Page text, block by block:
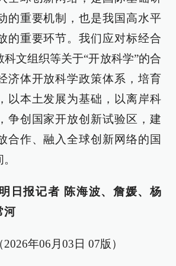
的重要机制，也是我国高水平
的重要环节。我们应对标经合
文组织等关于“开放科学”的合
济体开放科学政策体系，培育
以本土发展为基础，以离岸科
争创国家开放创新试验区，建
合作、融入全球创新网络的国
日报记者 陈海波、詹媛、杨
河
2026年06月03日 07版）